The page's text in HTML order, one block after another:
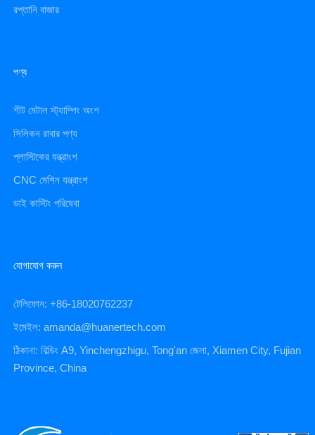
রপ্তানি বাজার
পণ্য
শীট মেটাল স্ট্যাম্পিং অংশ
সিলিকন রাবার পণ্য
প্লাস্টিকের যন্ত্রাংশ
CNC মেশিন যন্ত্রাংশ
ডাই কাস্টিং পরিষেবা
যোগাযোগ করুন
টেলিফোন: +86-18020762237
ইমেইল: amanda@huanertech.com
ঠিকানা: বিল্ডিং A9, Yinchengzhigu, Tong'an জেলা, Xiamen City, Fujian
Province, China